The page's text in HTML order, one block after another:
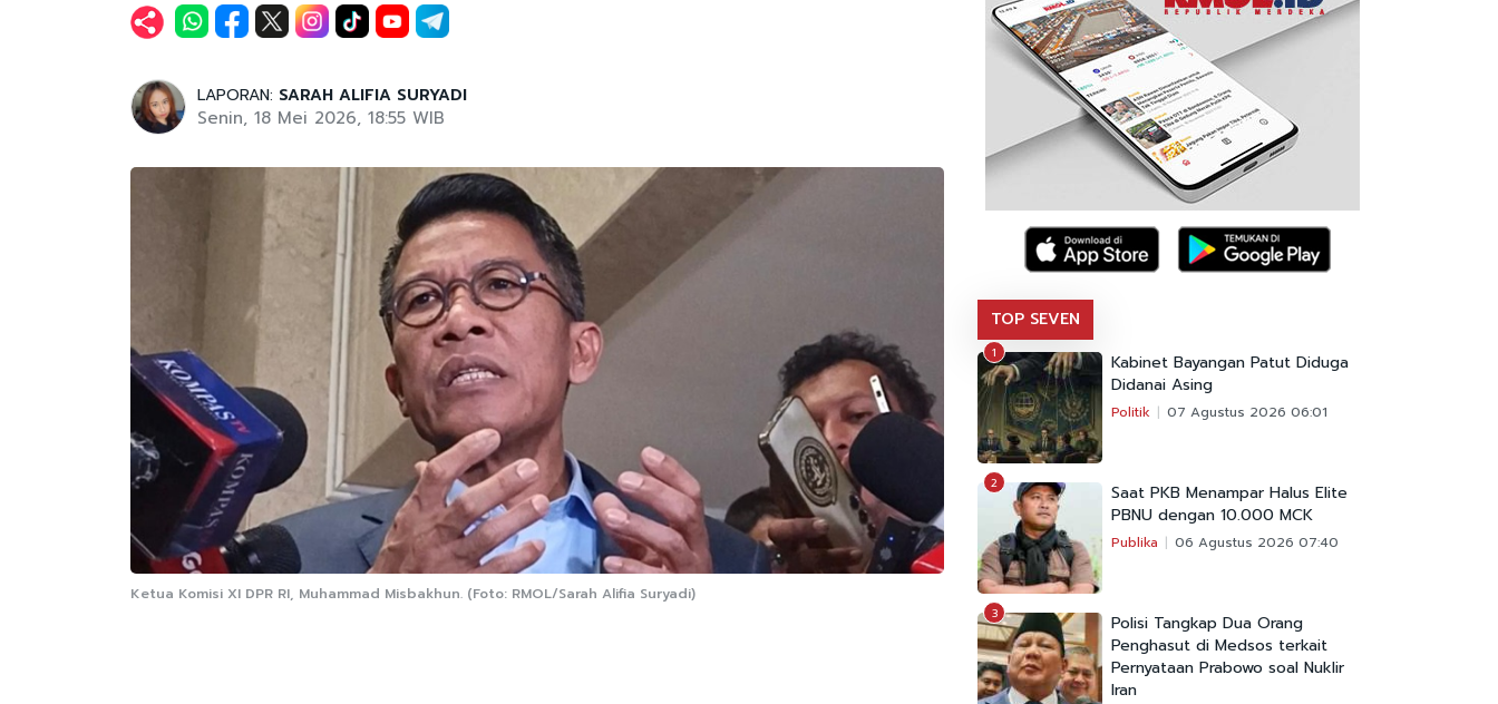
LAPORAN: SARAH ALIFIA SURYADI
Senin, 18 Mei 2026, 18:55 WIB
Ketua Komisi XI DPR RI, Muhammad Misbakhun. (Foto: RMOL/Sarah Alifia Suryadi)
TOP SEVEN
1
Kabinet Bayangan Patut Diduga
Didanai Asing
Politik 07 Agustus 2026 06:01
2
Saat PKB Menampar Halus Elite
PBNU dengan 10.000 MCK
Publika 06 Agustus 2026 07:40
3
Polisi Tangkap Dua Orang
Penghasut di Medsos terkait
Pernyataan Prabowo soal Nuklir
Iran